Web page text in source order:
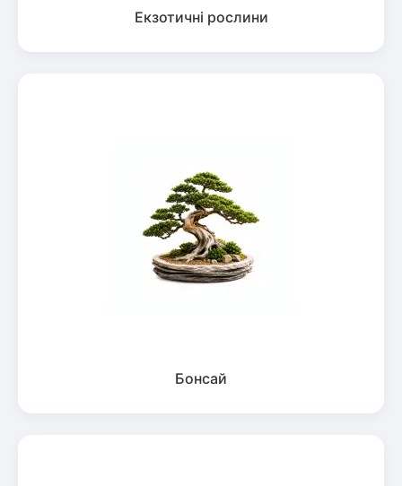
Екзотичні рослини
Бонсай